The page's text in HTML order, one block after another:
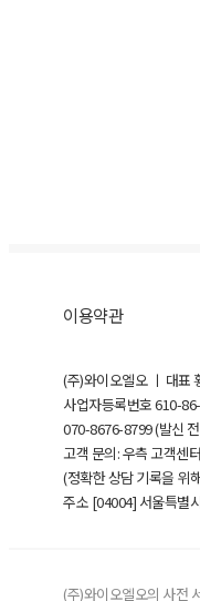
이용약관
(주)와이오엘오 ㅣ 대표
사업자등록번호610-
070-8676-8799 (발신
고객 문의: 우측 고객센
(정확한 상담 기록을 위
주소 [04004] 서울특별
(주)와이오엘오의 사전